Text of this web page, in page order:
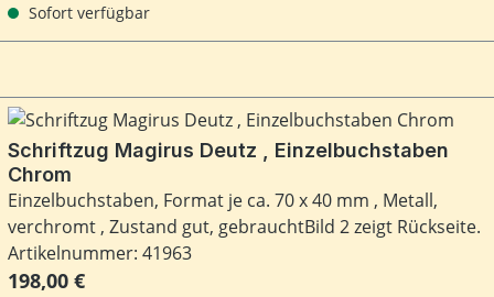
Sofort verfügbar
Schriftzug Magirus Deutz , Einzelbuchstaben
Chrom
Einzelbuchstaben, Format je ca. 70 x 40 mm , Metall,
verchromt , Zustand gut, gebrauchtBild 2 zeigt Rückseite.
Artikelnummer: 41963
Regulärer Preis:
198,00 €